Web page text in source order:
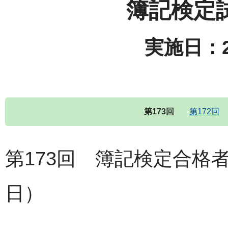
簿記検定
実施日：
第173回 第172回
第173回 簿記検定合格
日）